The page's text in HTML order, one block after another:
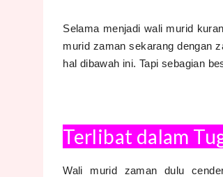
Selama menjadi wali murid
murid zaman sekarang dengan
hal dibawah ini. Tapi sebagian
Terlibat dalam
Wali murid zaman dulu